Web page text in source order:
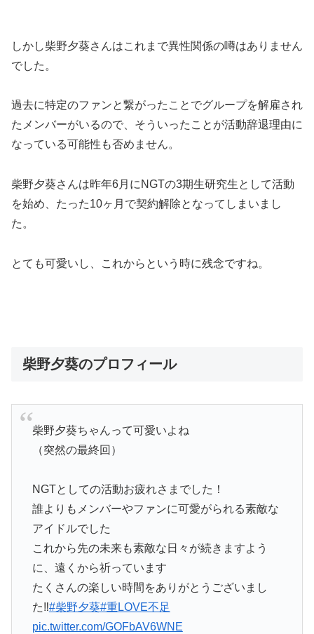
しかし柴野夕葵さんはこれまで異性関係の噂はありません
でした。
過去に特定のファンと繋がったことでグループを解雇され
たメンバーがいるので、そういったことが活動辞退理由に
なっている可能性も否めません。
柴野夕葵さんは昨年6月にNGTの3期生研究生として活動
を始め、たった10ヶ月で契約解除となってしまいまし
た。
とても可愛いし、これからという時に残念ですね。
柴野夕葵のプロフィール
柴野夕葵ちゃんって可愛いよね
（突然の最終回）
NGTとしての活動お疲れさまでした！
誰よりもメンバーやファンに可愛がられる素敵な
アイドルでした
これから先の未来も素敵な日々が続きますよう
に、遠くから祈っています
たくさんの楽しい時間をありがとうございまし
た‼️#柴野夕葵#重LOVE不足
pic.twitter.com/GOFbAV6WNE